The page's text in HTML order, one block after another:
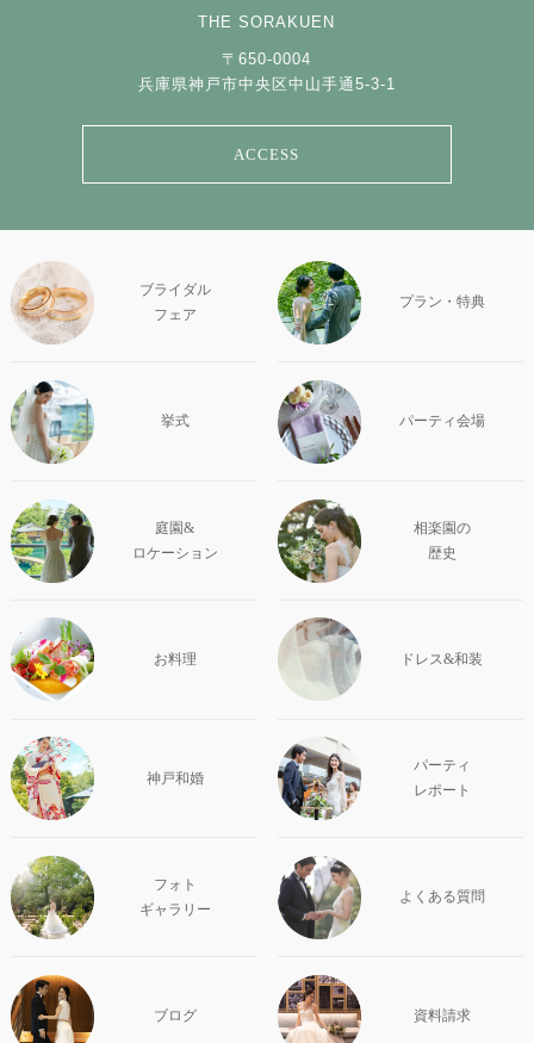
THE SORAKUEN
〒650-0004
兵庫県神戸市中央区中山手通5-3-1
ACCESS
ブライダル
フェア
プラン・特典
挙式 パーティ会場
庭園&
ロケーション
相楽園の
歴史
お料理 ドレス&和装
神戸和婚
パーティ
レポート
フォト
ギャラリー
よくある質問
ブログ 資料請求